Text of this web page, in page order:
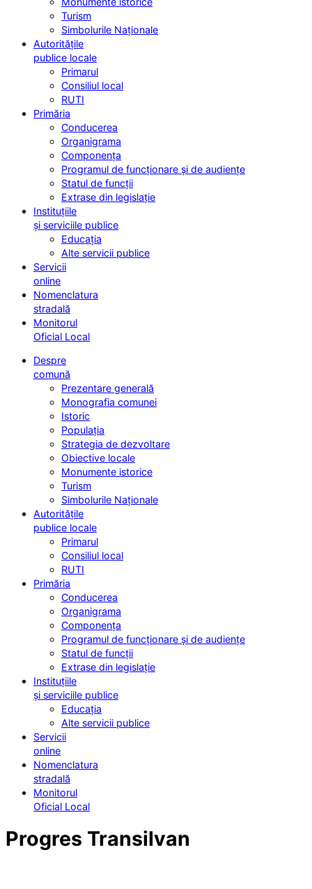
Turism
Simbolurile Naționale
Autoritățile
publice locale
Primarul
Consiliul local
RUTI
Primăria
Conducerea
Organigrama
Componența
Programul de funcționare și de audiențe
Statul de funcții
Extrase din legislație
Instituțiile
și serviciile publice
Educația
Alte servicii publice
Servicii
online
Nomenclatura
stradală
Monitorul
Oficial Local
Despre
comună
Prezentare generală
Monografia comunei
Istoric
Populația
Strategia de dezvoltare
Obiective locale
Monumente istorice
Turism
Simbolurile Naționale
Autoritățile
publice locale
Primarul
Consiliul local
RUTI
Primăria
Conducerea
Organigrama
Componența
Programul de funcționare și de audiențe
Statul de funcții
Extrase din legislație
Instituțiile
și serviciile publice
Educația
Alte servicii publice
Servicii
online
Nomenclatura
stradală
Monitorul
Oficial Local
Progres Transilvan